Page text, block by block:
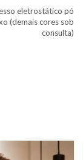
eletrostático pó
(demais cores sob
consulta)